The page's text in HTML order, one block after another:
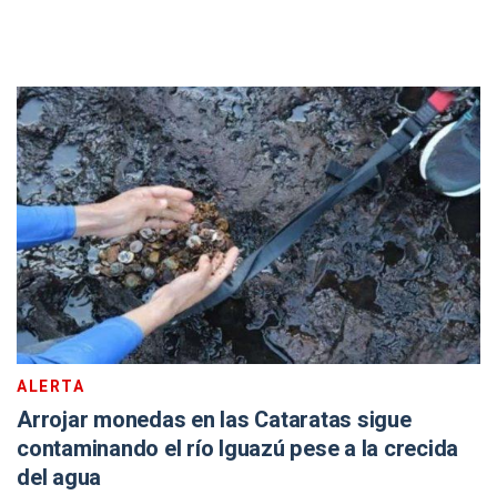
ALERTA
Arrojar monedas en las Cataratas sigue
contaminando el río Iguazú pese a la crecida
del agua